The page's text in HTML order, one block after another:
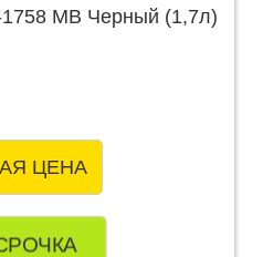
MB Черный (1,7л)
ЦЕНА